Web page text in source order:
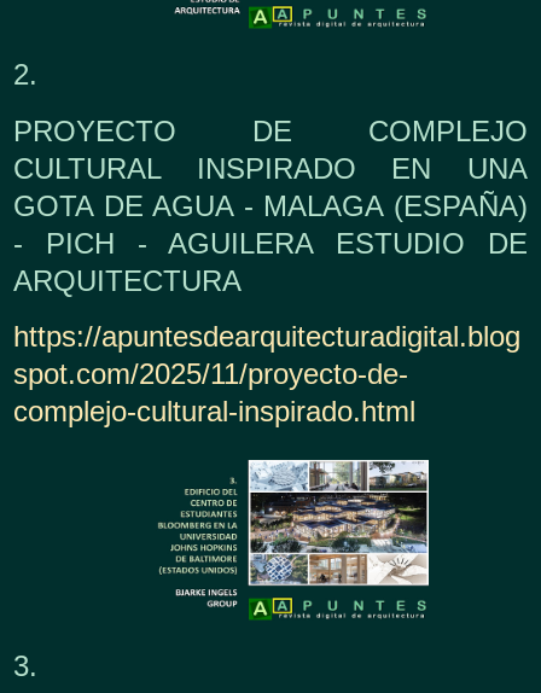
2.
PROYECTO DE COMPLEJO
CULTURAL INSPIRADO EN UNA
GOTA DE AGUA - MALAGA (ESPAÑA)
- PICH - AGUILERA ESTUDIO DE
ARQUITECTURA
https://apuntesdearquitecturadigital.blog
spot.com/2025/11/proyecto-de-
complejo-cultural-inspirado.html
3.